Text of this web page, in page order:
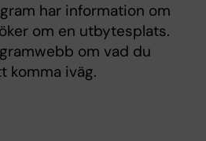
har information om
om en utbytesplats.
om vad du
komma iväg.